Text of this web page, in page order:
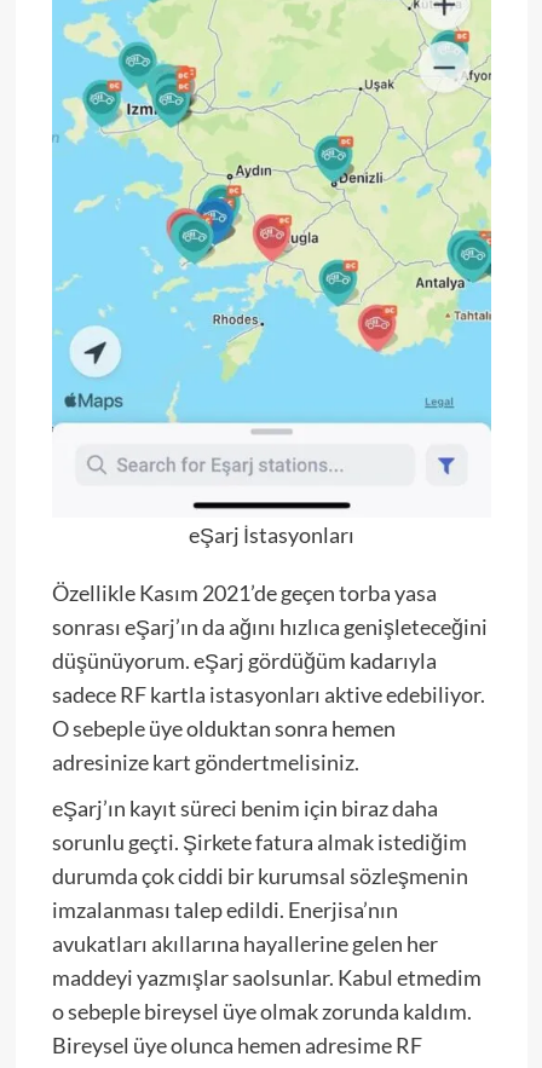
eŞarj İstasyonları
Özellikle Kasım 2021’de geçen torba yasa
sonrası eŞarj’ın da ağını hızlıca genişleteceğini
düşünüyorum. eŞarj gördüğüm kadarıyla
sadece RF kartla istasyonları aktive edebiliyor.
O sebeple üye olduktan sonra hemen
adresinize kart göndertmelisiniz.
eŞarj’ın kayıt süreci benim için biraz daha
sorunlu geçti. Şirkete fatura almak istediğim
durumda çok ciddi bir kurumsal sözleşmenin
imzalanması talep edildi. Enerjisa’nın
avukatları akıllarına hayallerine gelen her
maddeyi yazmışlar saolsunlar. Kabul etmedim
o sebeple bireysel üye olmak zorunda kaldım.
Bireysel üye olunca hemen adresime RF